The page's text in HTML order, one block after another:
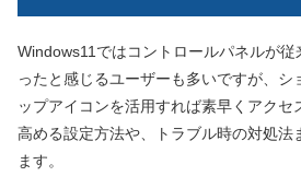
Windows11ではコントロールパネルが
ったと感じるユーザーも多いですが、シ
ップアイコンを活用すれば素早くアクセ
高める設定方法や、トラブル時の対処法
ます。